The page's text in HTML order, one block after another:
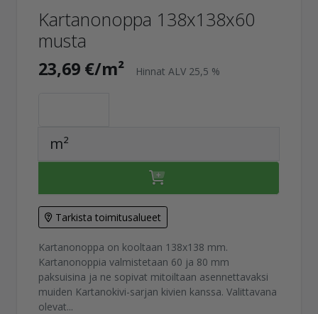
Kartanonoppa 138x138x60
musta
23,69 €/m² Hinnat ALV 25,5 %
m²
Tarkista toimitusalueet
Kartanonoppa on kooltaan 138x138 mm.
Kartanonoppia valmistetaan 60 ja 80 mm
paksuisina ja ne sopivat mitoiltaan asennettavaksi
muiden Kartanokivi-sarjan kivien kanssa. Valittavana
olevat...